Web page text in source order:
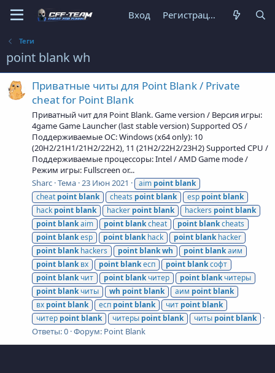
Вход Регистрация
Теги
point blank wh
Приватные читы для Point Blank / Private
cheat for Point Blank
Приватный чит для Point Blank. Game version / Версия игры:
4game Game Launcher (last stable version) Supported OS /
Поддерживаемые ОС: Windows (x64 only): 10
(20H2/21H1/21H2/22H2), 11 (21H2/22H2/23H2) Supported CPU /
Поддерживаемые процессоры: Intel / AMD Game mode /
Режим игры: Fullscreen or...
Sharc Тема 23 Июн 2021 aim point blank
cheat point blank cheats point blank esp point blank
hack point blank hacker point blank hackers point blank
point blankaim point blankcheat point blankcheats
point blankesp point blankhack point blankhacker
point blankhackers point blankwh point blankаим
point blankвх point blankесп point blankсофт
point blankчит point blankчитер point blankчитеры
point blankчиты wh point blank аим point blank
вх point blank есп point blank чит point blank
читер point blank читеры point blank читы point blank
Ответы: 0 Форум: Point Blank